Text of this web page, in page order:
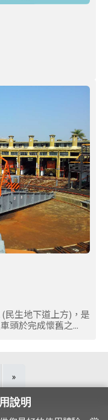
民生地下道上方)，是
頭於完成懷舊之...
»
說明